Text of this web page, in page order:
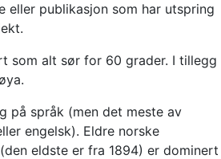
eller publikasjon som har utspring
som alt sør for 60 grader. I tillegg
på språk (men det meste av
engelsk). Eldre norske
eldste er fra 1894) er dominert